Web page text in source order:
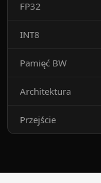
FP32
INT8
Pamięć BW
Architektura
Przejście